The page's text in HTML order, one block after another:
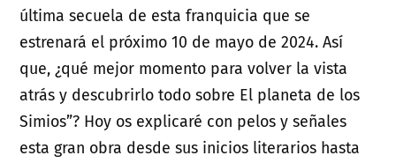
última secuela de esta franquicia que se
estrenará el próximo 10 de mayo de 2024. Así
que, ¿qué mejor momento para volver la vista
atrás y descubrirlo todo sobre El planeta de los
Simios”? Hoy os explicaré con pelos y señales
esta gran obra desde sus inicios literarios hasta